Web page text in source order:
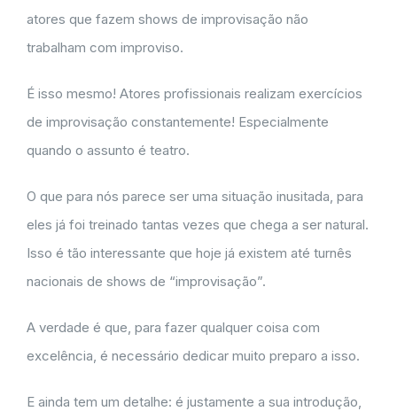
atores que fazem shows de improvisação não
trabalham com improviso.
É isso mesmo! Atores profissionais realizam exercícios
de improvisação constantemente! Especialmente
quando o assunto é teatro.
O que para nós parece ser uma situação inusitada, para
eles já foi treinado tantas vezes que chega a ser natural.
Isso é tão interessante que hoje já existem até turnês
nacionais de shows de “improvisação”.
A verdade é que, para fazer qualquer coisa com
excelência, é necessário dedicar muito preparo a isso.
E ainda tem um detalhe: é justamente a sua introdução,